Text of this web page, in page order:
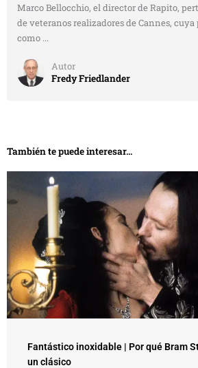
Marco Bellocchio, el director de Rapito,
de veteranos realizadores de Cannes,
como ...
Autor
Fredy Friedlander
También te puede interesar...
Fantástico inoxidable | Por qué Bram
un clásico